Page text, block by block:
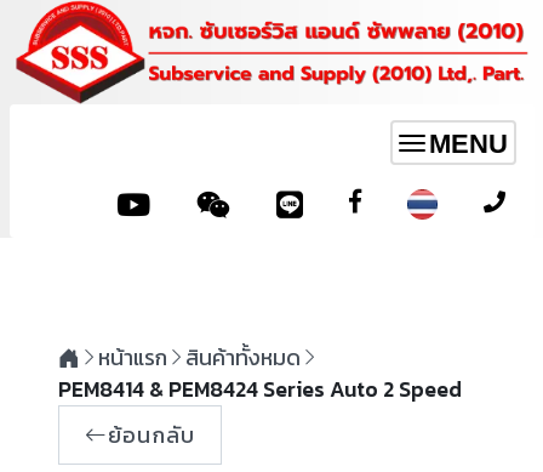
Toggle
navigation
MENU
หน้าแรก
สินค้าทั้งหมด
PEM8414 & PEM8424 Series Auto 2 Speed
ย้อนกลับ